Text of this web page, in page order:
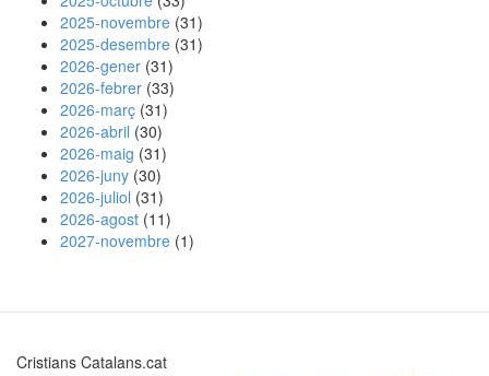
2025-novembre (31)
2025-desembre (31)
2026-gener (31)
2026-febrer (33)
2026-març (31)
2026-abril (30)
2026-maig (31)
2026-juny (30)
2026-juliol (31)
2026-agost (11)
2027-novembre (1)
Cristians Catalans.cat